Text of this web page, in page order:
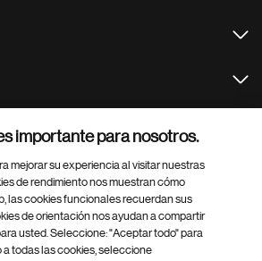
importante para nosotros.
mejorar su experiencia al visitar nuestras
de rendimiento nos muestran cómo
las cookies funcionales recuerdan sus
de orientación nos ayudan a compartir
usted. Seleccione: "Aceptar todo" para
todas las cookies, seleccione